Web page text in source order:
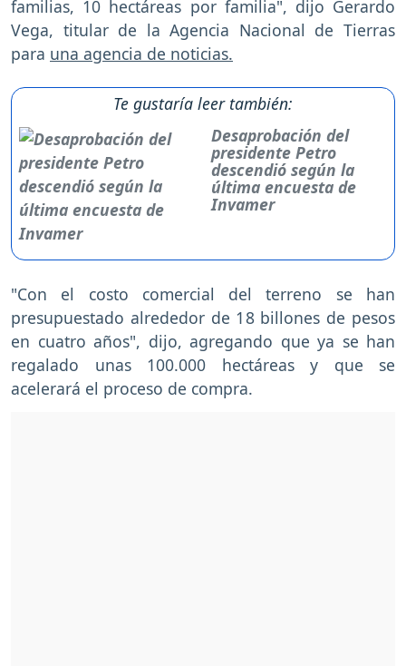
familias, 10 hectáreas por familia", dijo Gerardo
Vega, titular de la Agencia Nacional de Tierras
para una agencia de noticias.
Te gustaría leer también:
Desaprobación del
presidente Petro
descendió según la
última encuesta de
Invamer
"Con el costo comercial del terreno se han
presupuestado alrededor de 18 billones de pesos
en cuatro años", dijo, agregando que ya se han
regalado unas 100.000 hectáreas y que se
acelerará el proceso de compra.